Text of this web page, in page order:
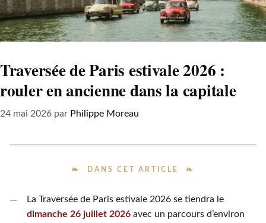
Traversée de Paris estivale 2026 :
rouler en ancienne dans la capitale
24 mai 2026 par Philippe Moreau
DANS CET ARTICLE
La Traversée de Paris estivale 2026 se tiendra le
dimanche 26 juillet 2026avec un parcours d’environ